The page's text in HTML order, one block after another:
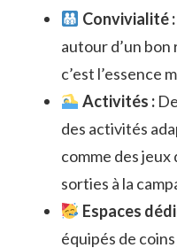
Convivialité :
autour d’un bon
c’est l’essence
Activités :
des activités
comme des jeux
sorties à la
Espaces
équipés de